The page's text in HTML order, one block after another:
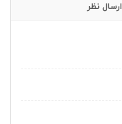
ارسال نظر